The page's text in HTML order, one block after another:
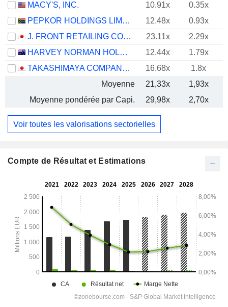
MACY'S, INC.
10.91x
0.35x
PEPKOR HOLDINGS LIMITED
12.48x
0.93x
J. FRONT RETAILING CO., LTD.
23.11x 2.29x
HARVEY NORMAN HOLDINGS LIMITED
12.44x
1.79x
TAKASHIMAYA COMPANY, LIMITED
16.68x
1.8x
Moyenne
21,33x 1,93x
Moyenne pondérée par Capi.
29,98x 2,70x
Voir toutes les valorisations sectorielles
Compte de Résultat et Estimations